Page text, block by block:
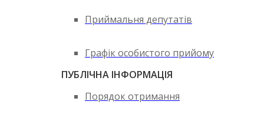
Приймальня депутатів
Графік особистого прийому
ПУБЛІЧНА ІНФОРМАЦІЯ
Порядок отримання